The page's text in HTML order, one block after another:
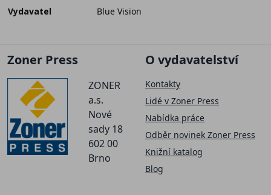
Vydavatel
Blue Vision
Zoner Press
ZONER
a.s.
Nové
sady 18
602 00
Brno
O vydavatelství
Kontakty
Lidé v Zoner Press
Nabídka práce
Odběr novinek Zoner Press
Knižní katalog
Blog